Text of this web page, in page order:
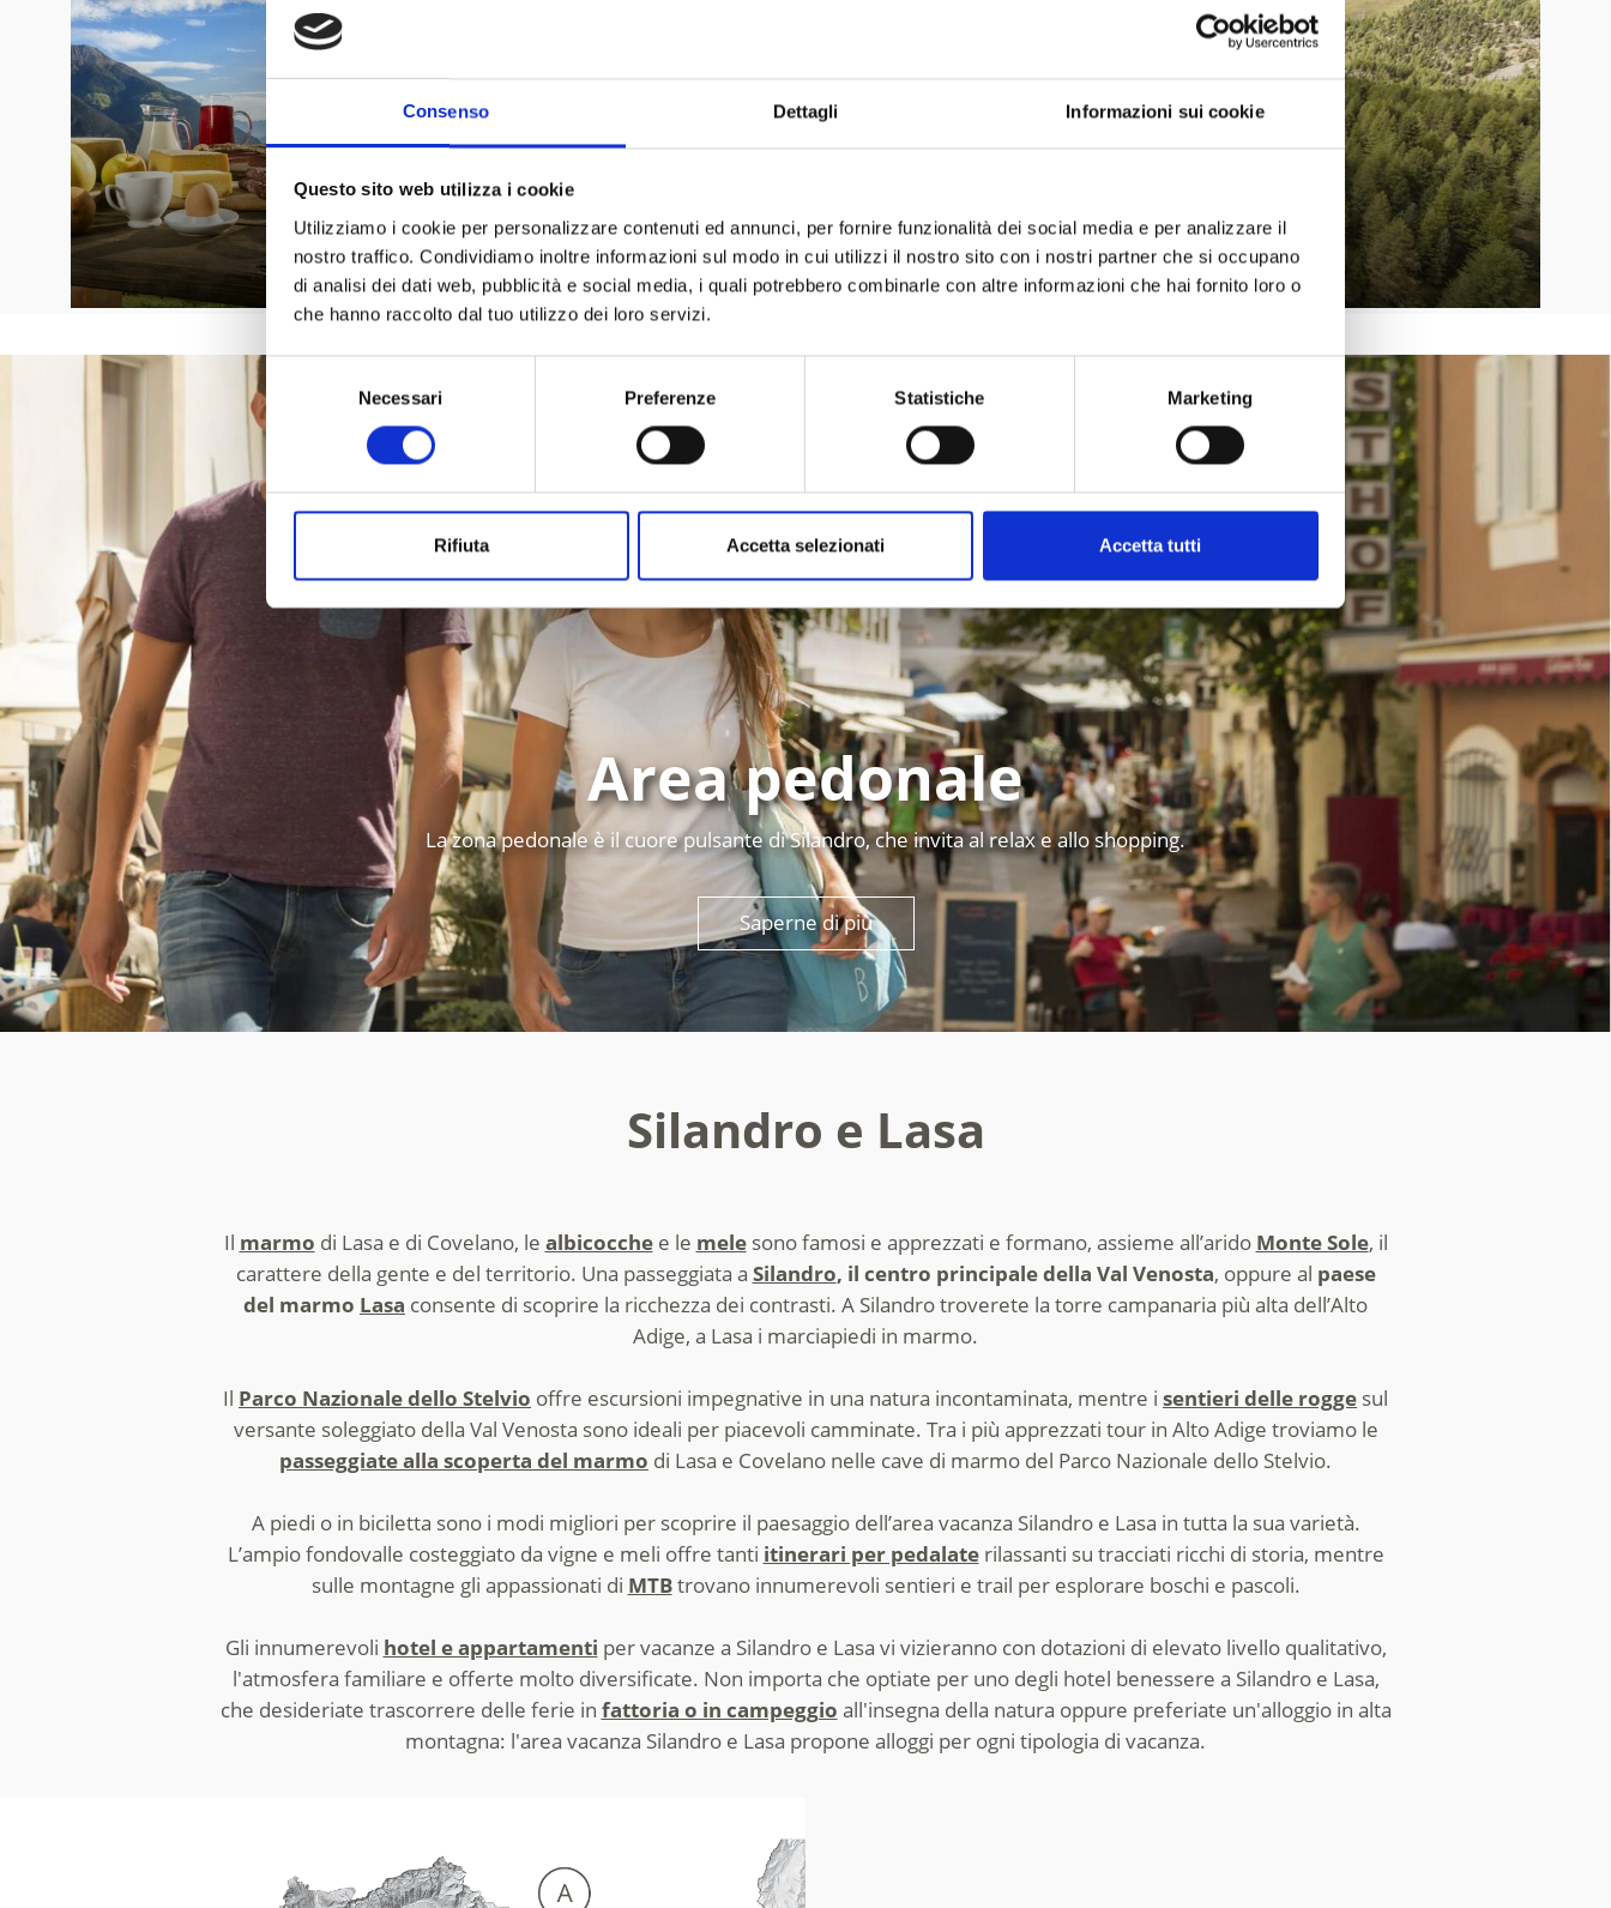
Consenso Dettagli Informazioni sui cookie
Questo sito web utilizza i cookie
Utilizziamo i cookie per personalizzare contenuti ed annunci, per fornire funzionalità dei social media e per analizzare il
nostro traffico. Condividiamo inoltre informazioni sul modo in cui utilizzi il nostro sito con i nostri partner che si occupano
di analisi dei dati web, pubblicità e social media, i quali potrebbero combinarle con altre informazioni che hai fornito loro o
che hanno raccolto dal tuo utilizzo dei loro servizi.
del
consenso
Necessari Preferenze Statistiche Marketing
Rifiuta Accetta selezionati Accetta tutti
Area pedonale
La zona pedonale è il cuore pulsante di Silandro, che invita al relax e allo shopping.
Saperne di più
Silandro e Lasa
Il marmo di Lasa e di Covelano, le albicocchee le melesono famosi e apprezzati e formano, assieme all’arido Monte Sole, il
carattere della gente e del territorio. Una passeggiata a Silandro, il centro principale della Val Venosta, oppure al paese
del marmo Lasa consente di scoprire la ricchezza dei contrasti. A Silandro troverete la torre campanaria più alta dell’Alto
Adige, a Lasa i marciapiedi in marmo.
Il Parco Nazionale dello Stelvio offre escursioni impegnative in una natura incontaminata, mentre i sentieri delle rogge sul
versante soleggiato della Val Venosta sono ideali per piacevoli camminate. Tra i più apprezzati tour in Alto Adige troviamo le
passeggiate alla scoperta del marmo di Lasa e Covelano nelle cave di marmo del Parco Nazionale dello Stelvio.
A piedi o in biciletta sono i modi migliori per scoprire il paesaggio dell’area vacanza Silandro e Lasa in tutta la sua varietà.
L’ampio fondovalle costeggiato da vigne e meli offre tanti itinerari per pedalaterilassanti su tracciati ricchi di storia, mentre
sulle montagne gli appassionati di MTBtrovano innumerevoli sentieri e trail per esplorare boschi e pascoli.
Gli innumerevoli hotel e appartamenti per vacanze a Silandro e Lasa vi vizieranno con dotazioni di elevato livello qualitativo,
l'atmosfera familiare e offerte molto diversificate. Non importa che optiate per uno degli hotel benessere a Silandro e Lasa,
che desideriate trascorrere delle ferie in fattoria o in campeggio all'insegna della natura oppure preferiate un'alloggio in alta
montagna: l'area vacanza Silandro e Lasa propone alloggi per ogni tipologia di vacanza.
Facebook Twitter
LinkedIn